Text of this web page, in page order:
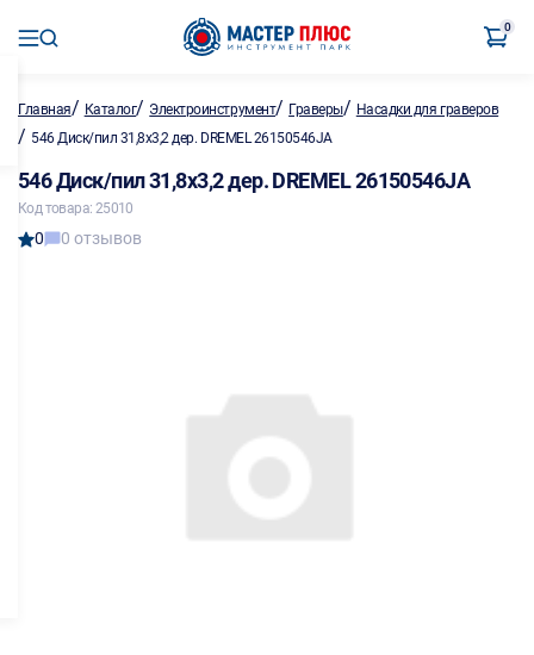
0
Главная/ Каталог/ Электроинструмент/ Граверы/ Насадки для граверов
/ 546 Диск/пил 31,8х3,2 дер. DREMEL 26150546JA
546 Диск/пил 31,8х3,2 дер. DREMEL 26150546JA
Код товара: 25010
0 0 отзывов